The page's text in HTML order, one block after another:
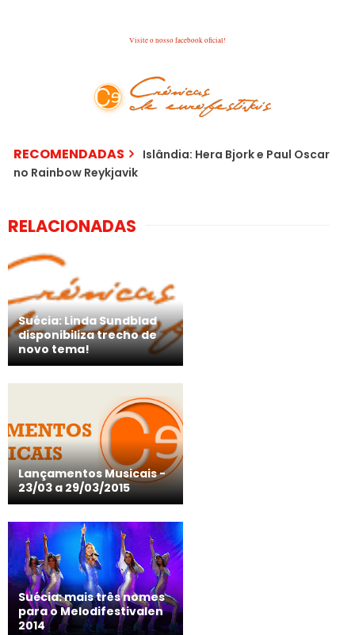
Visite o nosso facebook oficial!
RECOMENDADAS
Islândia: Hera Bjork e Paul Oscar
no Rainbow Reykjavik
RELACIONADAS
Suécia: Linda Sundblad
disponibiliza trecho de
novo tema!
Lançamentos Musicais -
23/03 a 29/03/2015
Suécia: mais três nomes
para o Melodifestivalen
2014